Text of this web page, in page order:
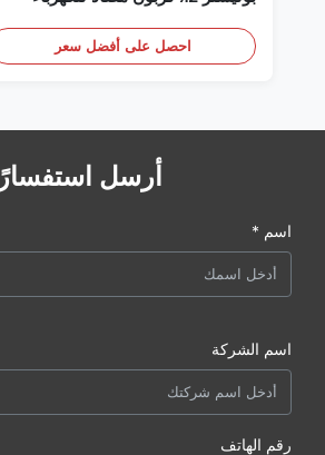
احصل على أفضل سعر
أرسل استفسارًا
اسم *
اسم الشركة
رقم الهاتف